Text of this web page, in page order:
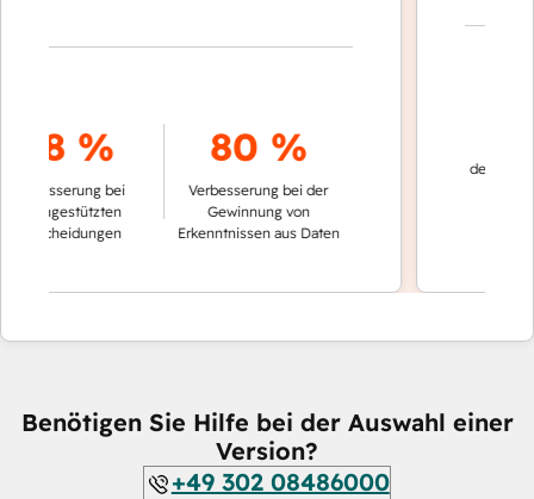
%
bei
80 %
Verbesserung bei der
Gewinnung von
Erkenntnissen aus Daten
der
Benötigen Sie Hilfe bei der Auswahl einer
Version?
+49 302 08486000